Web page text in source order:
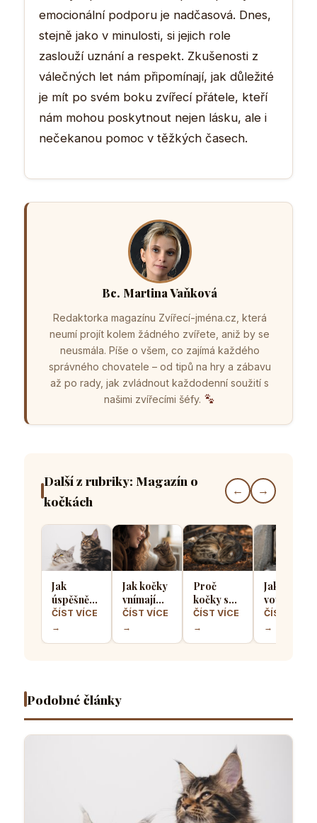
emocionální podporu je nadčasová. Dnes,
stejně jako v minulosti, si jejich role
zaslouží uznání a respekt. Zkušenosti z
válečných let nám připomínají, jak důležité
je mít po svém boku zvířecí přátele, kteří
nám mohou poskytnout nejen lásku, ale i
nečekanou pomoc v těžkých časech.
Bc. Martina Vaňková
Redaktorka magazínu Zvířecí-jména.cz, která
neumí projít kolem žádného zvířete, aniž by se
neusmála. Píše o všem, co zajímá každého
správného chovatele – od tipů na hry a zábavu
až po rady, jak zvládnout každodenní soužití s
našimi zvířecími šéfy.
Další z rubriky: Magazín o
kočkách
← →
Jak
úspěšně
seznámit
dvě kočky
a předejít
ČÍST VÍCE
→
Jak kočky
vnímají
lidský
smích a
zda ho
ČÍST VÍCE
→
Proč
kočky spí
stočené
do
klubíčka a
ČÍST VÍCE
→
Jak kočičí
vousky
pomáhají
určit zda
se kočka
ČÍST VÍCE
→
Podobné články